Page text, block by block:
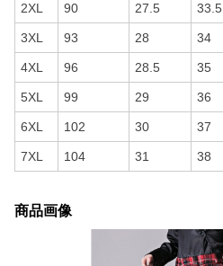
2XL 90 27.5 33.5
3XL 93 28 34
4XL 96 28.5 35
5XL 99 29 36
6XL 102 30 37
7XL 104 31 38
商品画像